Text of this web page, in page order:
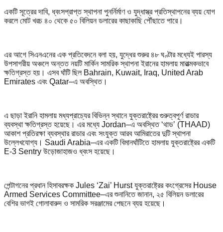
একটি সূত্রের দাবি, ধ্বংসপ্রাপ্ত স্থাপনা পুনর্নির্মাণ ও যুদ্ধাস্ত্র প্রতিস্থাপনের ব্যয় যোগ
করলে মোট খরচ ৪০ থেকে ৫০ বিলিয়ন ডলারের কাছাকাছি পৌঁছাতে পারে।
এর আগে সিএনএনের এক প্রতিবেদনে বলা হয়, যুদ্ধের শুরুর ৪৮ ঘণ্টার মধ্যেই পারস্য
উপসাগরীয় অঞ্চলে অন্তত নয়টি মার্কিন সামরিক স্থাপনা ইরানের হামলায় মারাত্মকভাবে
ক্ষতিগ্রস্ত হয়। এসব ঘাঁটি ছিল Bahrain, Kuwait, Iraq, United Arab
Emirates এবং Qatar–এ অবস্থিত।
এ ছাড়া ইরানি হামলায় মধ্যপ্রাচ্যের বিভিন্ন স্থানে যুক্তরাষ্ট্রের গুরুত্বপূর্ণ রাডার
ব্যবস্থা ক্ষতিগ্রস্ত হয়েছে। এর মধ্যে Jordan–এ অবস্থিত ‘থাড’ (THAAD)
আকাশ প্রতিরক্ষা ব্যবস্থার রাডার এবং সংযুক্ত আরব আমিরাতের দুটি স্থাপনা
উল্লেখযোগ্য। Saudi Arabia–এর একটি বিমানঘাঁটিতে হামলায় যুক্তরাষ্ট্রের একটি
E-3 Sentry উড়োজাহাজও ধ্বংস হয়েছে।
পেন্টাগনের প্রধান হিসাবরক্ষক Jules ‘Zai’ Hurst যুক্তরাষ্ট্রের কংগ্রেসের House
Armed Services Committee–এর শুনানিতে জানান, ২৫ বিলিয়ন ডলারের
বেশির ভাগই গোলাবারুদ ও সামরিক সরঞ্জামের পেছনে ব্যয় হয়েছে।